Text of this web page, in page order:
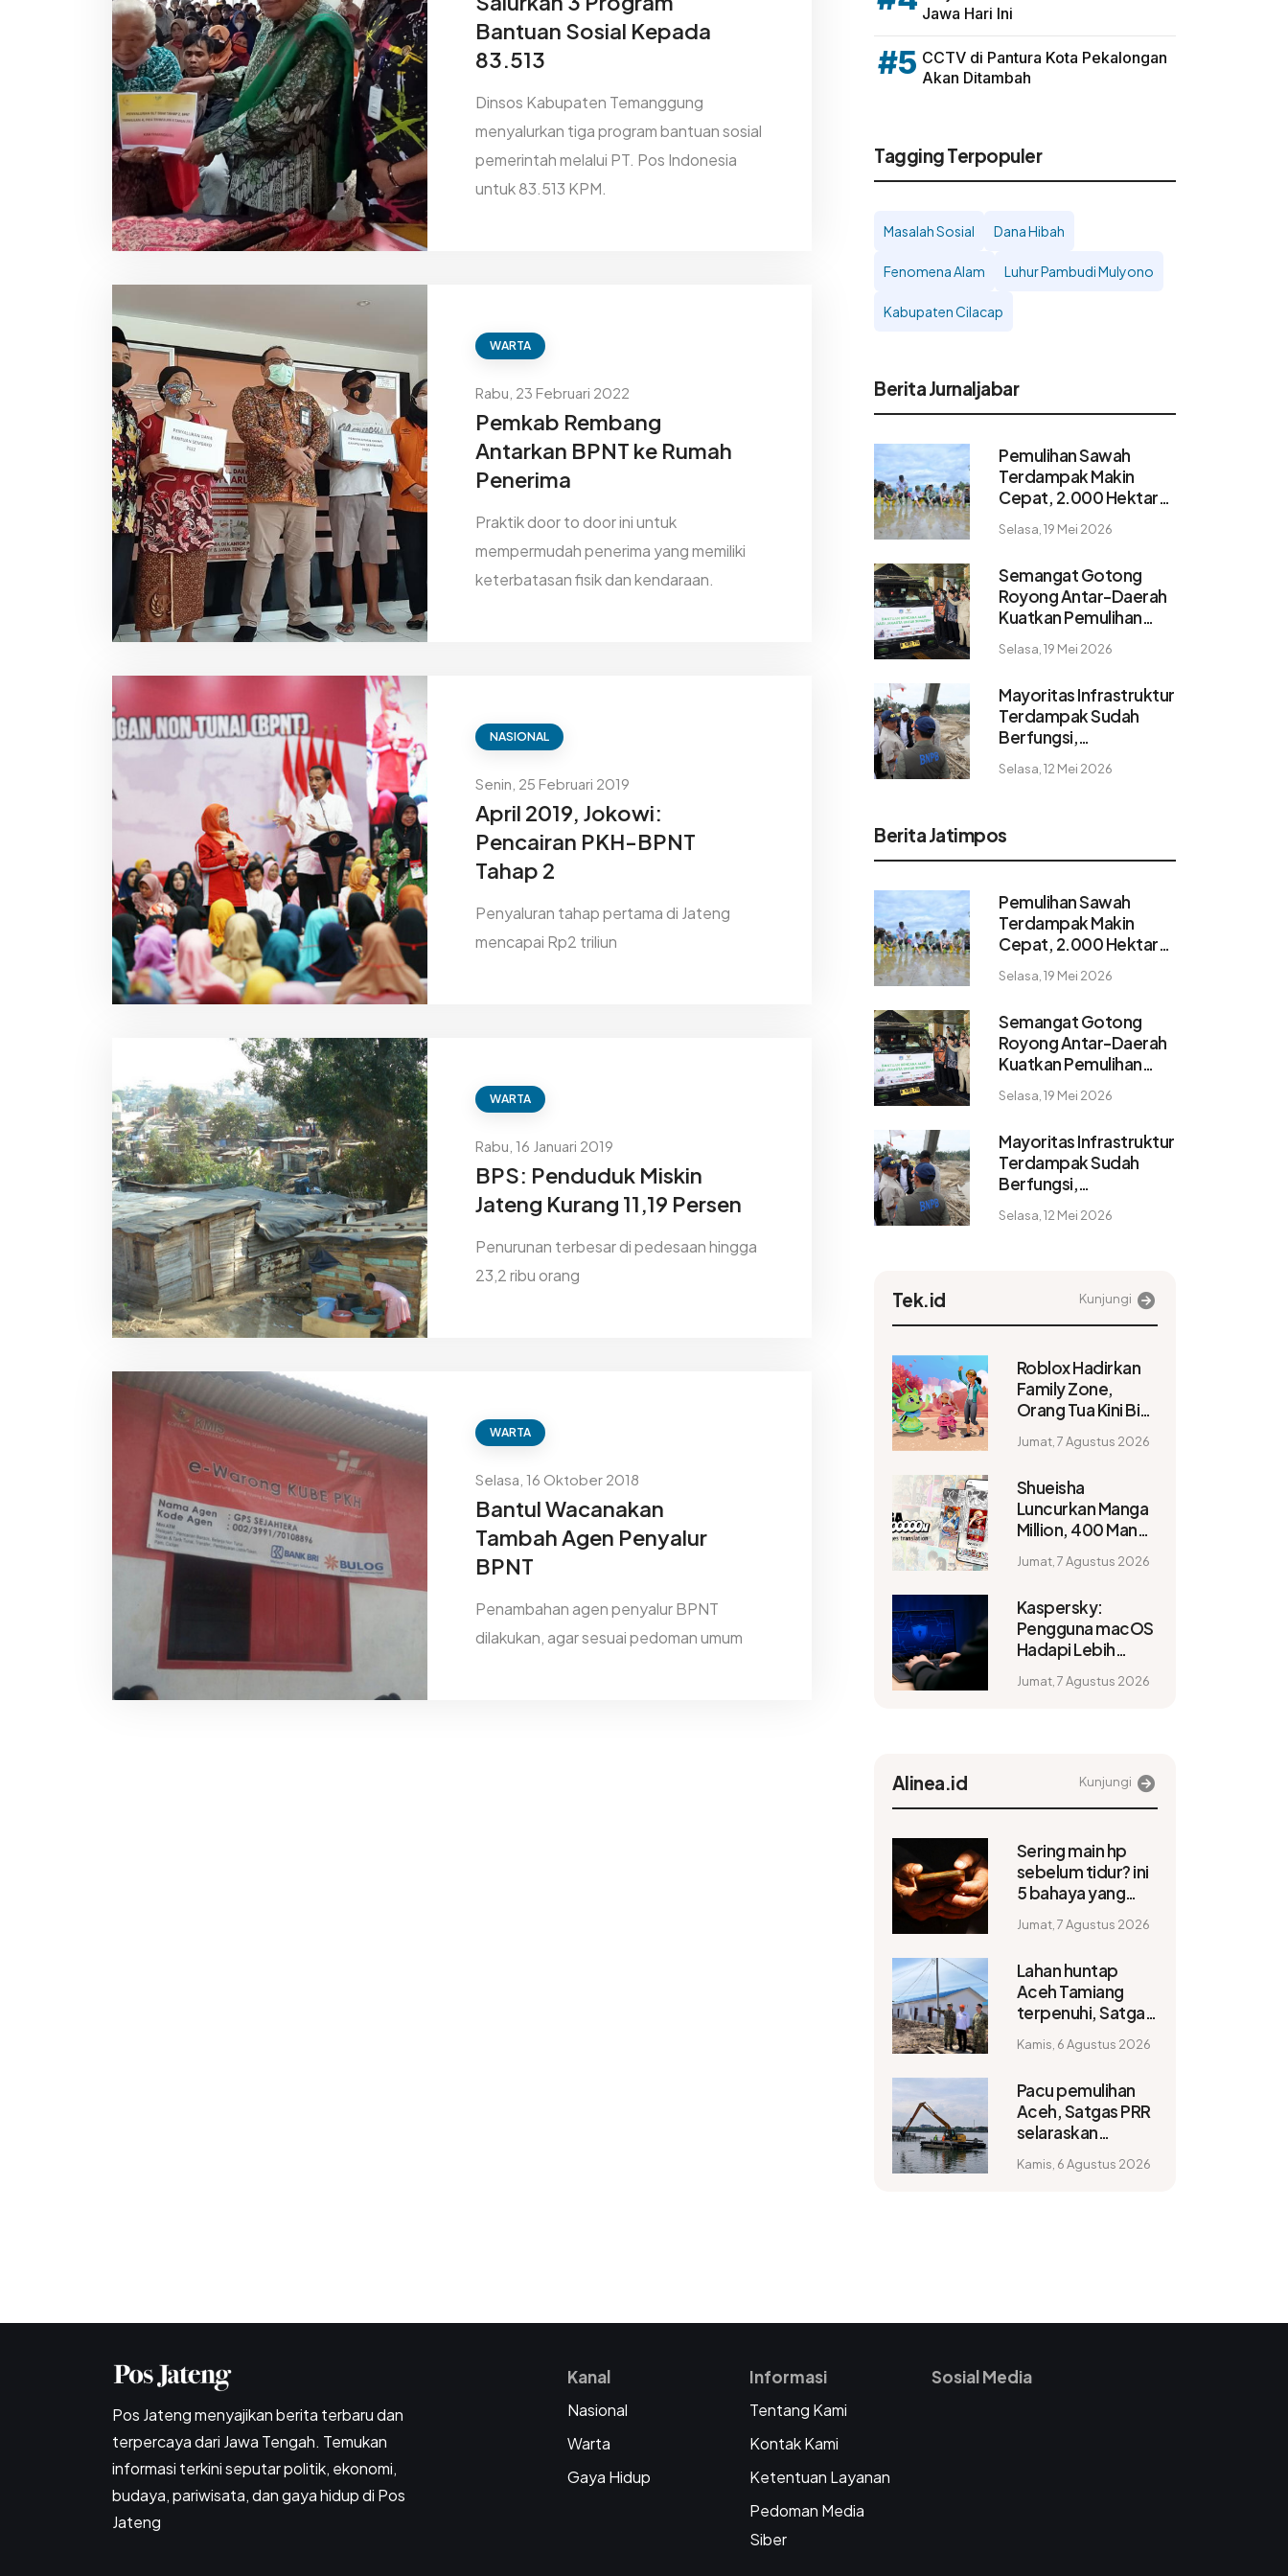
Bantuan Sosial Kepada
83.513
Dinsos Kabupaten Temanggung
menyalurkan tiga program bantuan sosial
pemerintah melalui PT. Pos Indonesia
untuk 83.513 KPM.
WARTA
Rabu, 23 Februari 2022
Pemkab Rembang
Antarkan BPNT ke Rumah
Penerima
Praktik door to door ini untuk
mempermudah penerima yang memiliki
keterbatasan fisik dan kendaraan.
NASIONAL
Senin, 25 Februari 2019
April 2019, Jokowi:
Pencairan PKH-BPNT
Tahap 2
Penyaluran tahap pertama di Jateng
mencapai Rp2 triliun
WARTA
Rabu, 16 Januari 2019
BPS: Penduduk Miskin
Jateng Kurang 11,19 Persen
Penurunan terbesar di pedesaan hingga
23,2 ribu orang
WARTA
Selasa, 16 Oktober 2018
Bantul Wacanakan
Tambah Agen Penyalur
BPNT
Penambahan agen penyalur BPNT
dilakukan, agar sesuai pedoman umum
Jawa Hari Ini
#5 CCTV di Pantura Kota Pekalongan
Akan Ditambah
Tagging Terpopuler
Masalah Sosial Dana Hibah
Fenomena Alam Luhur Pambudi Mulyono
Kabupaten Cilacap
Berita Jurnaljabar
Pemulihan Sawah
Terdampak Makin
Cepat, 2.000 Hektare
Selasa, 19 Mei 2026
Semangat Gotong
Royong Antar-Daerah
Kuatkan Pemulihan
Sumatera
Selasa, 19 Mei 2026
Mayoritas Infrastruktur
Terdampak Sudah
Berfungsi,
Logistik Berangsur
Selasa, 12 Mei 2026
Berita Jatimpos
Pemulihan Sawah
Terdampak Makin
Cepat, 2.000 Hektare
Selasa, 19 Mei 2026
Semangat Gotong
Royong Antar-Daerah
Kuatkan Pemulihan
Sumatera
Selasa, 19 Mei 2026
Mayoritas Infrastruktur
Terdampak Sudah
Berfungsi,
Logistik Berangsur
Selasa, 12 Mei 2026
Tek.id Kunjungi
Roblox Hadirkan
Family Zone,
Orang Tua Kini Bisa
Digital Bersama
Jumat, 7 Agustus 2026
Shueisha
Luncurkan Manga
Million, 400 Manga
dalam 100 Bahasa
Jumat, 7 Agustus 2026
Kaspersky:
Pengguna macOS
Hadapi Lebih
Siber daripada
Jumat, 7 Agustus 2026
Alinea.id Kunjungi
Sering main hp
sebelum tidur? ini
5 bahaya yang
Jumat, 7 Agustus 2026
Lahan huntap
Aceh Tamiang
terpenuhi, Satgas
penyelesaian
pendukung
Kamis, 6 Agustus 2026
Pacu pemulihan
Aceh, Satgas PRR
selaraskan
program K/L
Kamis, 6 Agustus 2026
Pos Jateng menyajikan berita terbaru dan
terpercaya dari Jawa Tengah. Temukan
informasi terkini seputar politik, ekonomi,
budaya, pariwisata, dan gaya hidup di Pos
Jateng
Kanal
Nasional
Warta
Gaya Hidup
Informasi
Tentang Kami
Kontak Kami
Ketentuan Layanan
Pedoman Media
Siber
Sosial Media